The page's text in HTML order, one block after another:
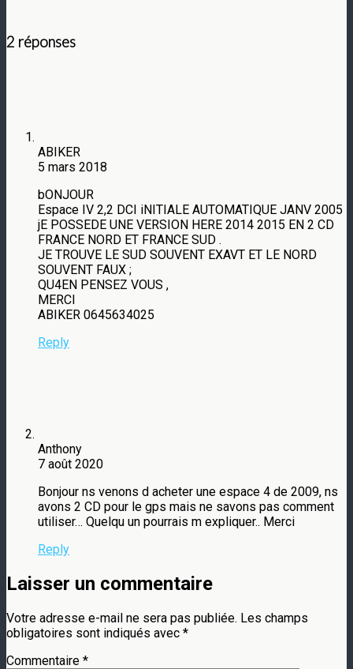
2 réponses
ABIKER
5 mars 2018
bONJOUR
Espace IV 2,2 DCI iNITIALE AUTOMATIQUE JANV 2005
jE POSSEDE UNE VERSION HERE 2014 2015 EN 2 CD
FRANCE NORD ET FRANCE SUD .
JE TROUVE LE SUD SOUVENT EXAVT ET LE NORD
SOUVENT FAUX ;
QU4EN PENSEZ VOUS ,
MERCI
ABIKER 0645634025
Reply
Anthony
7 août 2020
Bonjour ns venons d acheter une espace 4 de 2009, ns
avons 2 CD pour le gps mais ne savons pas comment
utiliser… Quelqu un pourrais m expliquer.. Merci
Reply
Laisser un commentaire
Votre adresse e-mail ne sera pas publiée. Les champs
obligatoires sont indiqués avec *
Commentaire *